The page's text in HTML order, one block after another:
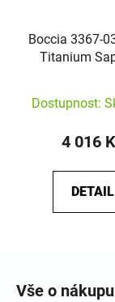
Boccia 3367-03
Titanium
Dostupnost:
4 016
DETAIL
Vše o nákupu